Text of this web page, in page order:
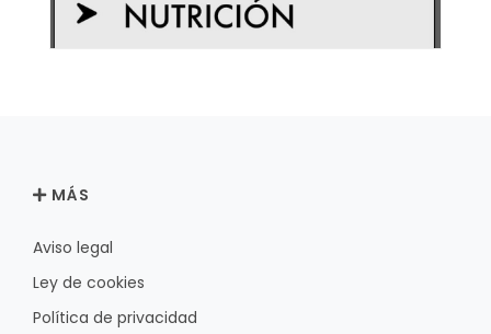
MÁS
Aviso legal
Ley de cookies
Política de privacidad